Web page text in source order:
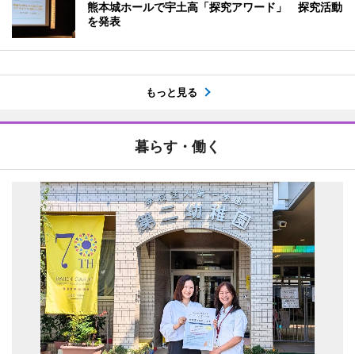
熊本城ホールで宇土高「探究アワード」 探究活動
を発表
もっと見る
暮らす・働く